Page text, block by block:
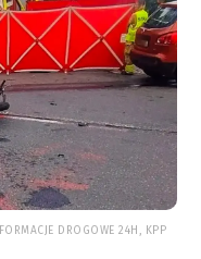
DROGOWE 24H, KPP